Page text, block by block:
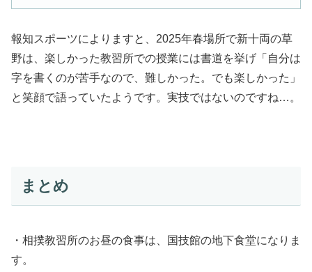
報知スポーツによりますと、2025年春場所で新十両の草
野は、楽しかった教習所での授業には書道を挙げ「自分は
字を書くのが苦手なので、難しかった。でも楽しかった」
と笑顔で語っていたようです。実技ではないのですね…。
まとめ
・相撲教習所のお昼の食事は、国技館の地下食堂になりま
す。